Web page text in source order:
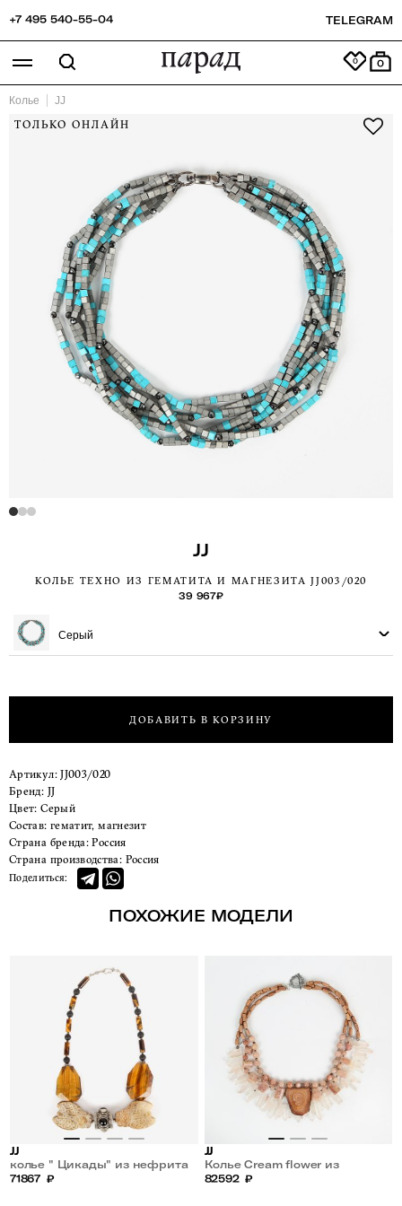
+7 495 540-55-04 TELEGRAM
0
Колье JJ
ТОЛЬКО ОНЛАЙН
JJ
КОЛЬЕ ТЕХНО ИЗ ГЕМАТИТА И МАГНЕЗИТА JJ003/020
39 967₽
Серый
ДОБАВИТЬ В КОРЗИНУ
Артикул:JJ003/020
Бренд: JJ
Цвет:
Серый
Состав: гематит, магнезит
Страна бренда: Россия
Страна производства: Россия
Поделиться:
ПОХОЖИЕ МОДЕЛИ
JJ
колье " Цикады" из нефрита
и агата
71867 ₽
JJ
Колье Cream flower из
турмалина, кварца и яшмы
82592 ₽